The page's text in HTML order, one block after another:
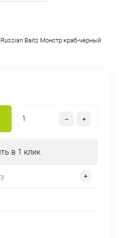
Baits Монстр краб-черный
в 1 клик